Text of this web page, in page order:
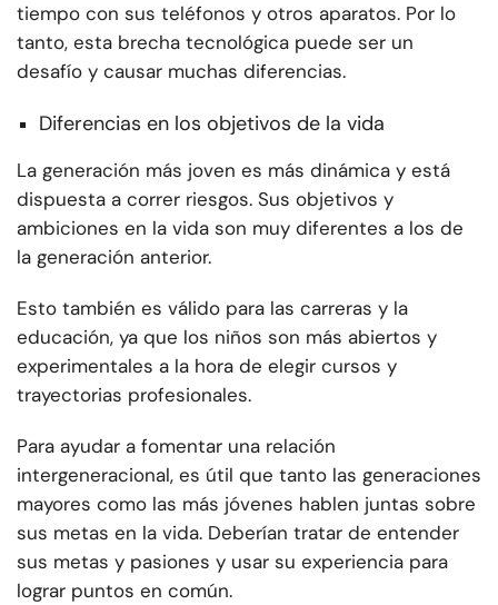
tiempo con sus teléfonos y otros aparatos. Por lo
tanto, esta brecha tecnológica puede ser un
desafío y causar muchas diferencias.
Diferencias en los objetivos de la vida
La generación más joven es más dinámica y está
dispuesta a correr riesgos. Sus objetivos y
ambiciones en la vida son muy diferentes a los de
la generación anterior.
Esto también es válido para las carreras y la
educación, ya que los niños son más abiertos y
experimentales a la hora de elegir cursos y
trayectorias profesionales.
Para ayudar a fomentar una relación
intergeneracional, es útil que tanto las generaciones
mayores como las más jóvenes hablen juntas sobre
sus metas en la vida. Deberían tratar de entender
sus metas y pasiones y usar su experiencia para
lograr puntos en común.